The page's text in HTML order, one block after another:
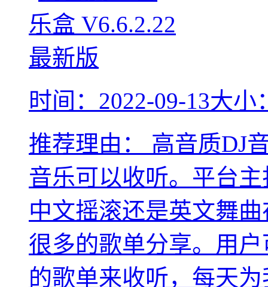
时间：2022-09-13大小
推荐理由：
高音质DJ
音乐可以收听。平台
中文摇滚还是英文舞
很多的歌单分享。用
的歌单来收听，每天